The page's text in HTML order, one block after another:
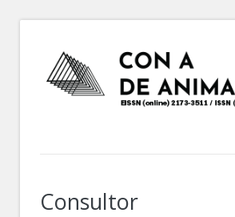
Consultor